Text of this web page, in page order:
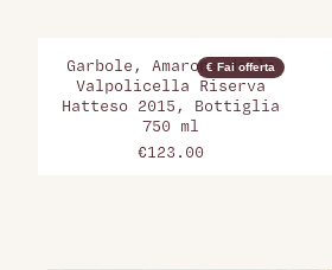
€ Fai offerta
Garbole, Amarone della
Valpolicella Riserva
Hatteso 2015, Bottiglia
750 ml
€123.00